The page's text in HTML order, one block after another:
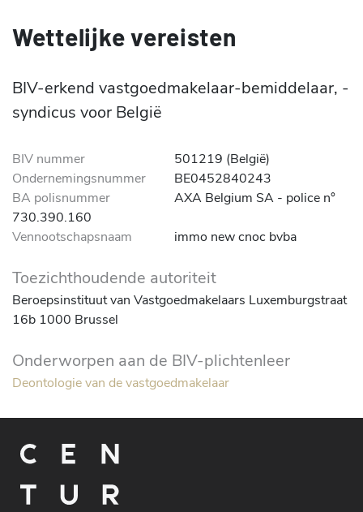
Wettelijke vereisten
BIV-erkend vastgoedmakelaar-bemiddelaar, -
syndicus voor België
BIV nummer
501219 (België)
Ondernemingsnummer
BE0452840243
BA polisnummer
AXA Belgium SA - police n°
730.390.160
Vennootschapsnaam
immo new cnoc bvba
Toezichthoudende autoriteit
Beroepsinstituut van Vastgoedmakelaars Luxemburgstraat
16b 1000 Brussel
Onderworpen aan de BIV-plichtenleer
Deontologie van de vastgoedmakelaar